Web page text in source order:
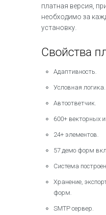
платная версия,
необходимо за
установку.
Свойства
Адаптивность.
Условная логика.
Автоответчик.
600+ векторных
24+ элементов.
57 демо форм
Система
Хранение,
форм.
SMTP сервер.